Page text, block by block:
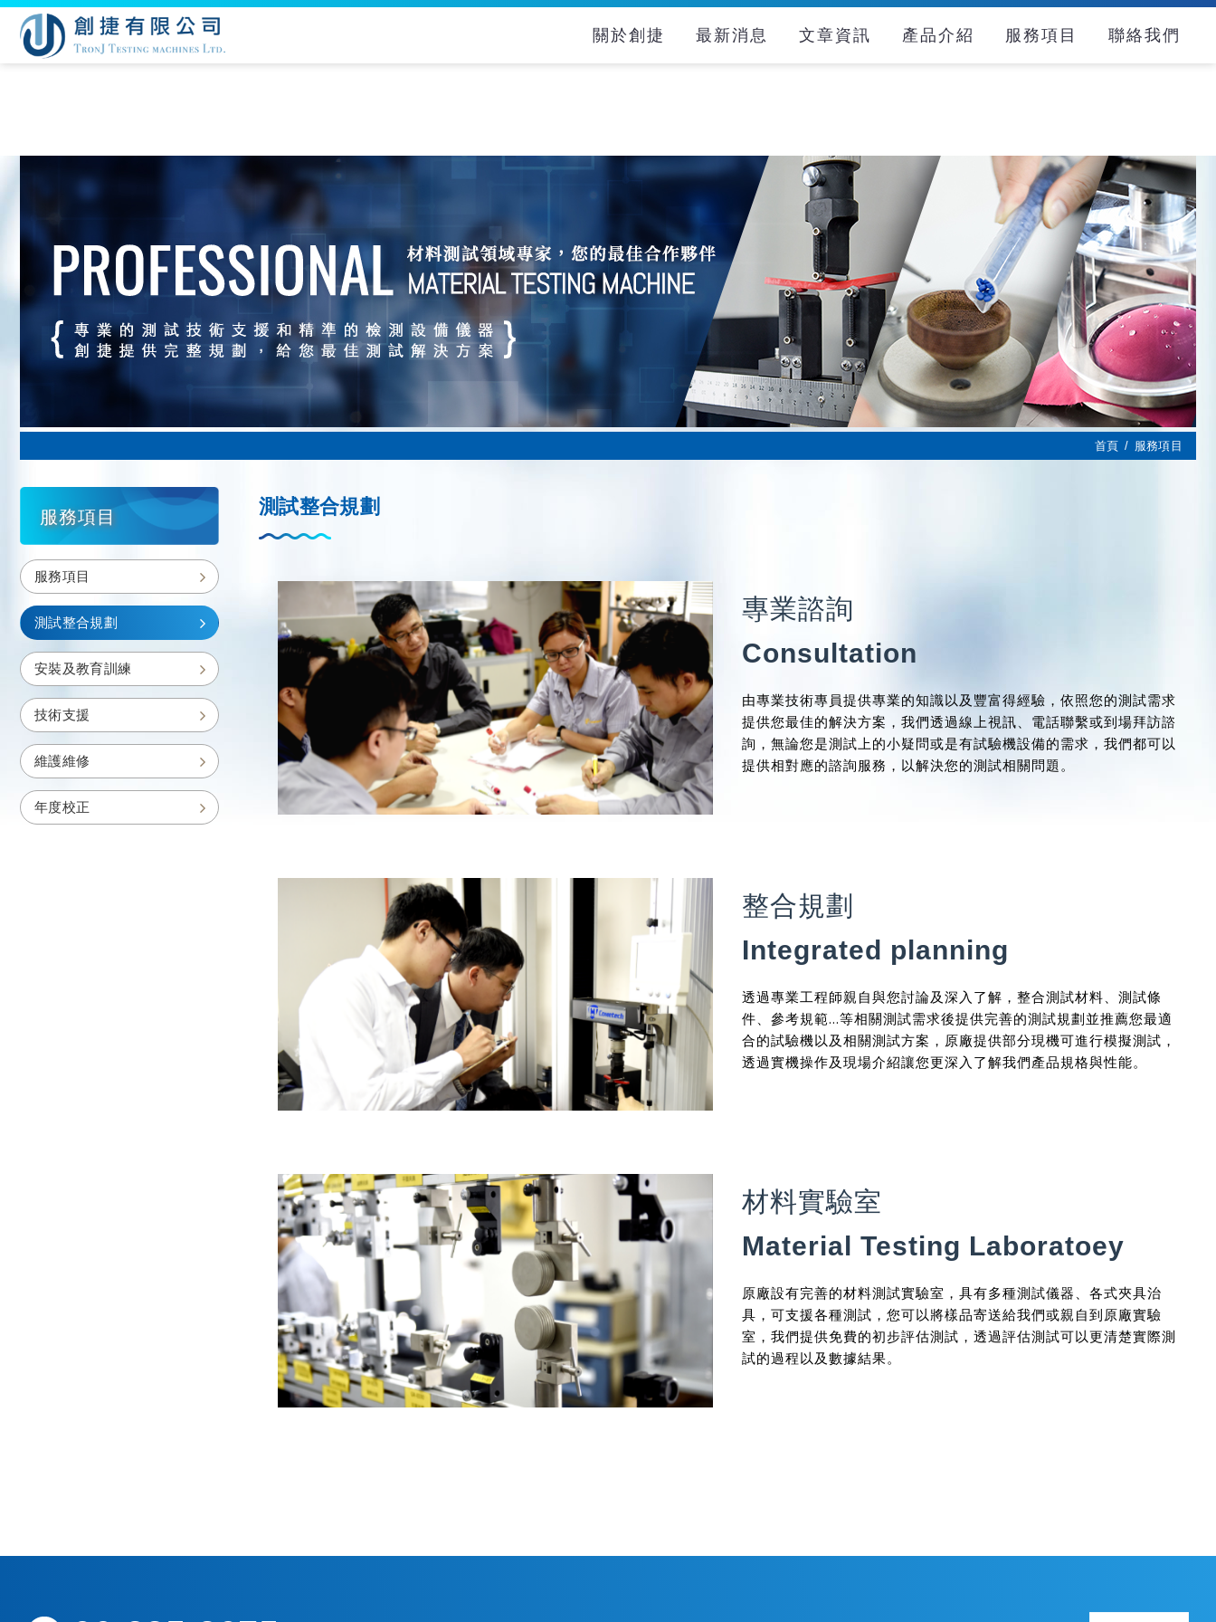
關於創捷 最新消息 文章資訊 產品介紹 服務項目 聯絡我們
首頁 服務項目
服務項目
服務項目
測試整合規劃
安裝及教育訓練
技術支援
維護維修
年度校正
測試整合規劃
專業諮詢
Consultation
由專業技術專員提供專業的知識以及豐富得經驗，依照您的測試需求
提供您最佳的解決方案，我們透過線上視訊、電話聯繫或到場拜訪諮
詢，無論您是測試上的小疑問或是有試驗機設備的需求，我們都可以
提供相對應的諮詢服務，以解決您的測試相關問題。
整合規劃
Integrated planning
透過專業工程師親自與您討論及深入了解，整合測試材料、測試條
件、參考規範...等相關測試需求後提供完善的測試規劃並推薦您最適
合的試驗機以及相關測試方案，原廠提供部分現機可進行模擬測試，
透過實機操作及現場介紹讓您更深入了解我們產品規格與性能。
材料實驗室
Material Testing Laboratoey
原廠設有完善的材料測試實驗室，具有多種測試儀器、各式夾具治
具，可支援各種測試，您可以將樣品寄送給我們或親自到原廠實驗
室，我們提供免費的初步評估測試，透過評估測試可以更清楚實際測
試的過程以及數據結果。